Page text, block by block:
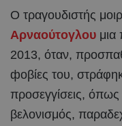
Ο τραγουδιστής
Αρναούτογλου μια
2013, όταν,
фоβίες του,
προσεγγίσεις, όπως
βελονισμός,